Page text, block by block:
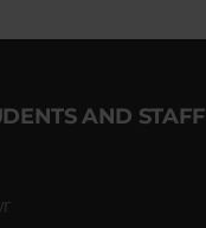
AND STAFF